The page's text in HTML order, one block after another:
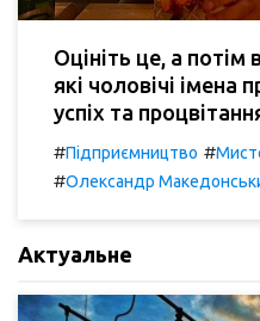
Оцініть це, а потім
які чоловічі імена
успіх та
#Підприємництво #
#Олександр
Актуальне